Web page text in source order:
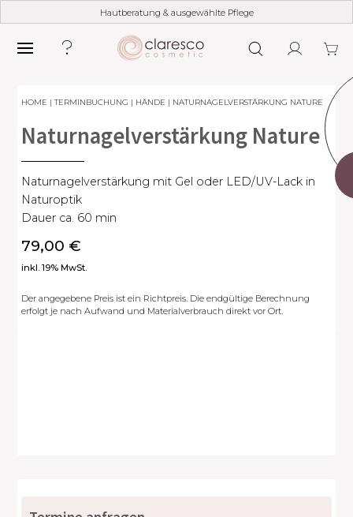
Hautberatung & ausgewählte Pflege
HOME |TERMINBUCHUNG | HÄNDE | NATURNAGELVERSTÄRKUNG NATURE
Naturnagelverstärkung Nature
Naturnagelverstärkung mit Gel oder LED/UV-Lack in
Naturoptik
Dauer ca. 60 min
79,00 €
inkl. 19% MwSt.
Der angegebene Preis ist ein Richtpreis. Die endgültige Berechnung
erfolgt je nach Aufwand und Materialverbrauch direkt vor Ort.